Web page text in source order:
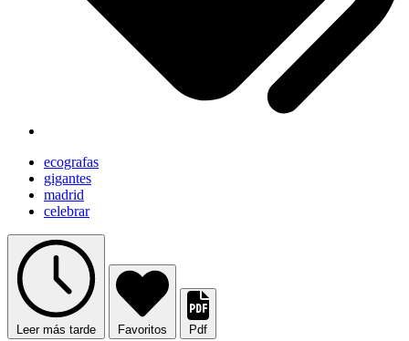
ecografas
gigantes
madrid
celebrar
Leer más tarde Favoritos Pdf